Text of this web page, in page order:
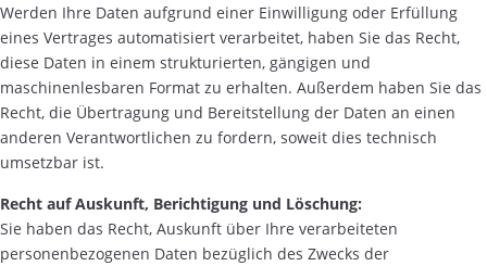
Werden Ihre Daten aufgrund einer Einwilligung oder Erfüllung
eines Vertrages automatisiert verarbeitet, haben Sie das Recht,
diese Daten in einem strukturierten, gängigen und
maschinenlesbaren Format zu erhalten. Außerdem haben Sie das
Recht, die Übertragung und Bereitstellung der Daten an einen
anderen Verantwortlichen zu fordern, soweit dies technisch
umsetzbar ist.
Recht auf Auskunft, Berichtigung und Löschung:
Sie haben das Recht, Auskunft über Ihre verarbeiteten
personenbezogenen Daten bezüglich des Zwecks der